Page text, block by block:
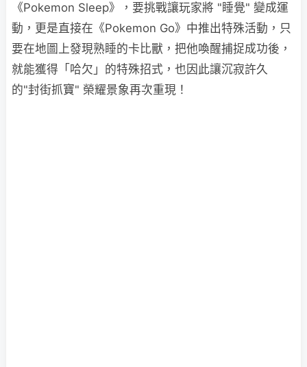
《Pokemon Sleep》，要挑戰讓玩家將 "睡覺" 變成運
動，更是直接在《Pokemon Go》中推出特殊活動，只
要在地圖上發現熟睡的卡比獸，把他喚醒捕捉成功後，
就能獲得「哈欠」的特殊招式，也因此讓沉寂許久
的"封街抓寶" 榮耀景象再次重現！